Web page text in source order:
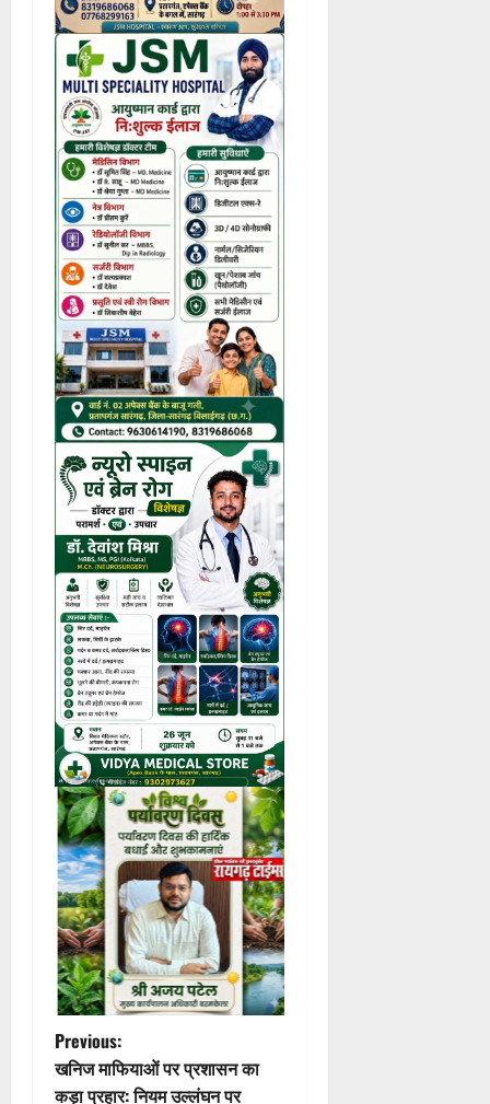
P
o
Previous:
खनिज माफियाओं पर प्रशासन का
कड़ा प्रहार: नियम उल्लंघन पर